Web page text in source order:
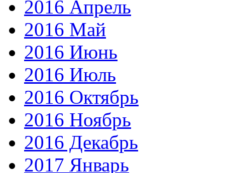
2016 Апрель
2016 Май
2016 Июнь
2016 Июль
2016 Октябрь
2016 Ноябрь
2016 Декабрь
2017 Январь